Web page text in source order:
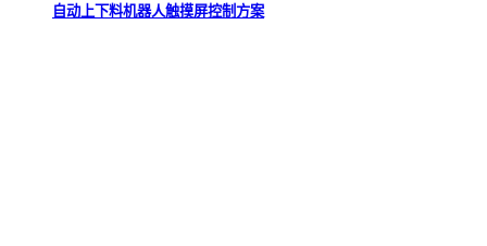
自动上下料机器人触摸屏控制方案